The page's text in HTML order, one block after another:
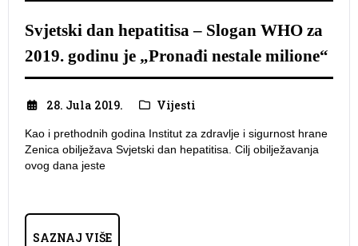
Svjetski dan hepatitisa – Slogan WHO za
2019. godinu je „Pronađi nestale milione“
28. Jula 2019. Vijesti
Kao i prethodnih godina Institut za zdravlje i sigurnost hrane
Zenica obilježava Svjetski dan hepatitisa. Cilj obilježavanja
ovog dana jeste
SAZNAJ VIŠE